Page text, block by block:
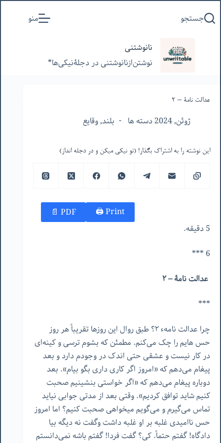
به
جستجو منو
نانوشتنی
نوشتن‌از‌نانوشتنی‌ در‌ دجلۀنیکی‌ها*
عدالت نامۀ – ۲
ژوئن, 2024 دسته ها بلند,وقایع
این نوشته را به اشتراک بگذار! (تو نیکی میکن و در دجله انداز)
Print 🖨
PDF 📄
5 دقیقه.
6 ***
عدالت نامۀ – ۲
***
چرا عدالت نامهء ٢؟ طبق روال این روزها تقریباً هر روز
حس هایم را چک می‌کنم. مطمئن که بشوم ترسی و کینه‌ای
در کار نیست و عشقی حتی اندک در وجودم دارد و بعد
پیغام می‌دهم که «امروز اگر کاری داری بگو بیام». بعد
دوباره پیغام می‌دهم که «اگر خواستی بنشینیم صحبت
کنیم شاید توافق کردیم». وقتی بعد از مدتی جوابی نیاید
تماس می‌گیرم و می‌گویم میخواهی صحبت کنیم؟ اما امروز
حس ناامیدی غلبه بر او غلبه داشت و‌گفت نه دیگه بیا
دادگاه! گفتم حتماً. کی؟ گفت فردا! گفتم باشه نمی‌دانستم